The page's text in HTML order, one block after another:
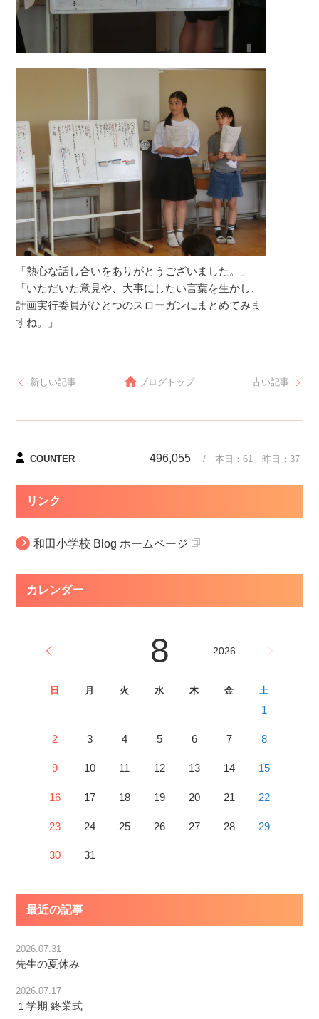
「熱心な話し合いをありがとうございました。」
「いただいた意見や、大事にしたい言葉を生かし、
計画実行委員がひとつのスローガンにまとめてみま
すね。」
新しい記事 古い記事
ブログトップ
COUNTER 496,055 / 本日： 61昨日： 37
リンク
和田小学校 Blog ホームページ
カレンダー
8 2026
日 月 火 水 木 金 土
1
2 3 4 5 6 7 8
9 10 11 12 13 14 15
16 17 18 19 20 21 22
23 24 25 26 27 28 29
30 31
最近の記事
2026.07.31
先生の夏休み
2026.07.17
１学期 終業式